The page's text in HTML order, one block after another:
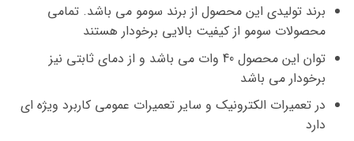
برند تولیدی این محصول از برند سومو می باشد. تمامی
محصولات سومو از کیفیت بالایی برخودار هستند
توان این محصول 40 وات می باشد و از دمای ثابتی نیز
برخودار می باشد
در تعمیرات الکترونیک و سایر تعمیرات عمومی کاربرد ویژه ای
دارد